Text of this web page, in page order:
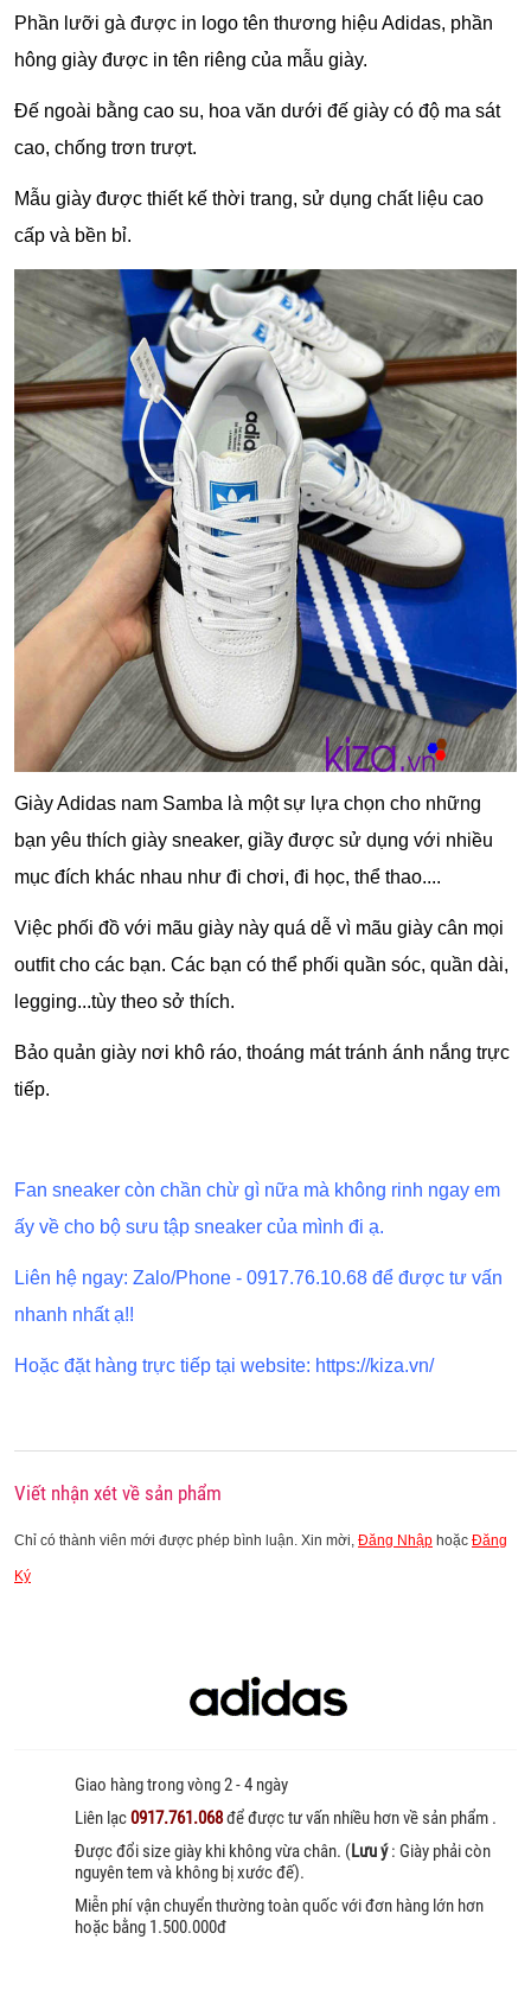
Giao hàng trong vòng 2 - 4 ngày
Liên lạc0917.761.068để được tư vấn nhiều hơn về sản phẩm .
Được đổi size giày khi không vừa chân. (Lưu ý: Giày phải còn
nguyên tem và không bị xước đế).
Miễn phí vận chuyển thường toàn quốc với đơn hàng lớn hơn
hoặc bằng 1.500.000đ
Phần lưỡi gà được in logo tên thương hiệu Adidas, phần
hông giày được in tên riêng của mẫu giày.
Đế ngoài bằng cao su, hoa văn dưới đế giày có độ ma sát
cao, chống trơn trượt.
Mẫu giày được thiết kế thời trang, sử dụng chất liệu cao
cấp và bền bỉ.
Giày Adidas nam Samba là một sự lựa chọn cho những
bạn yêu thích giày sneaker, giầy được sử dụng với nhiều
mục đích khác nhau như đi chơi, đi học, thể thao....
Việc phối đồ với mãu giày này quá dễ vì mãu giày cân mọi
outfit cho các bạn. Các bạn có thể phối quần sóc, quần dài,
legging...tùy theo sở thích.
Bảo quản giày nơi khô ráo, thoáng mát tránh ánh nắng trực
tiếp.
Fan sneaker còn chần chừ gì nữa mà không rinh ngay em
ấy về cho bộ sưu tập sneaker của mình đi ạ.
Liên hệ ngay: Zalo/Phone - 0917.76.10.68 để được tư vấn
nhanh nhất ạ!!
Hoặc đặt hàng trực tiếp tại website: https://kiza.vn/
Viết nhận xét về sản phẩm
Chỉ có thành viên mới được phép bình luận. Xin mời, Đăng Nhập hoặc Đăng
Ký